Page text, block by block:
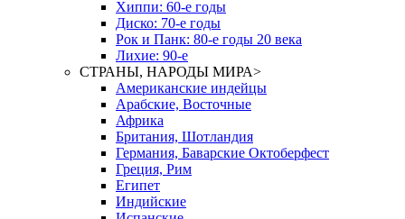
Хиппи: 60-е годы
Диско: 70-е годы
Рок и Панк: 80-е годы 20 века
Лихие: 90-е
СТРАНЫ, НАРОДЫ МИРА>
Американские индейцы
Арабские, Восточные
Африка
Британия, Шотландия
Германия, Баварские Октоберфест
Греция, Рим
Египет
Индийские